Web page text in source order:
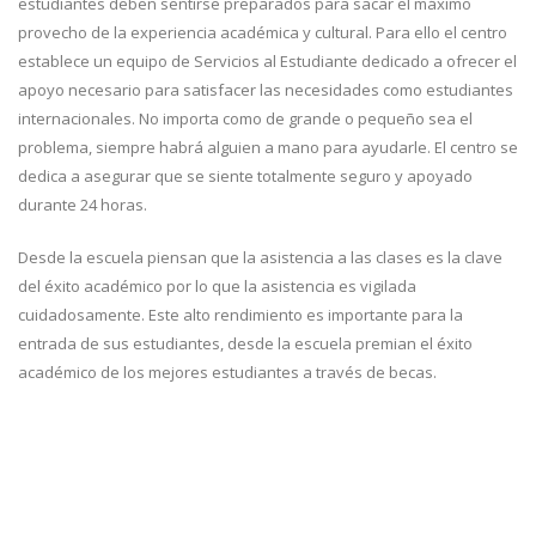
provecho de la experiencia académica y cultural. Para ello el centro
establece un equipo de Servicios al Estudiante dedicado a ofrecer el
apoyo necesario para satisfacer las necesidades como estudiantes
internacionales. No importa como de grande o pequeño sea el
problema, siempre habrá alguien a mano para ayudarle. El centro se
dedica a asegurar que se siente totalmente seguro y apoyado
durante 24 horas.
Desde la escuela piensan que la asistencia a las clases es la clave
del éxito académico por lo que la asistencia es vigilada
cuidadosamente. Este alto rendimiento es importante para la
entrada de sus estudiantes, desde la escuela premian el éxito
académico de los mejores estudiantes a través de becas.